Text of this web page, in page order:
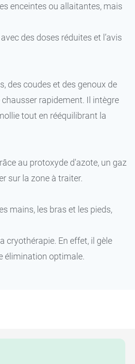
enceintes ou allaitantes, mais
des doses réduites et l’avis
des coudes et des genoux de
rapidement. Il intègre
tout en rééquilibrant la
au protoxyde d'azote, un gaz
sur la zone à traiter.
mains, les bras et les pieds,
cryothérapie. En effet, il gèle
élimination optimale.